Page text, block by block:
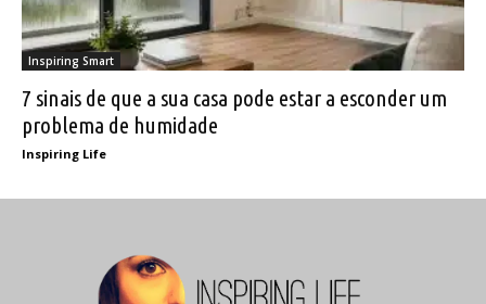
Inspiring Smart
7 sinais de que a sua casa pode estar a esconder um
problema de humidade
Inspiring Life